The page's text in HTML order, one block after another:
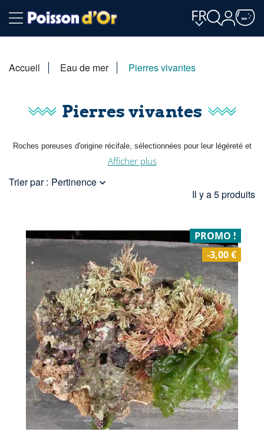
FR
Accueil Eau de mer Pierres vivantes
Pierres vivantes
Roches poreuses d'origine récifale, sélectionnées pour leur légèreté et
leur porosité. Une pierre vivante d'aquarium apporte la charge
réunies dans un même matériau, dès les premières semaines de mise
Afficher plus
Trier par : Pertinence 
Il y a 5 produits
PROMO !
-3,00 €